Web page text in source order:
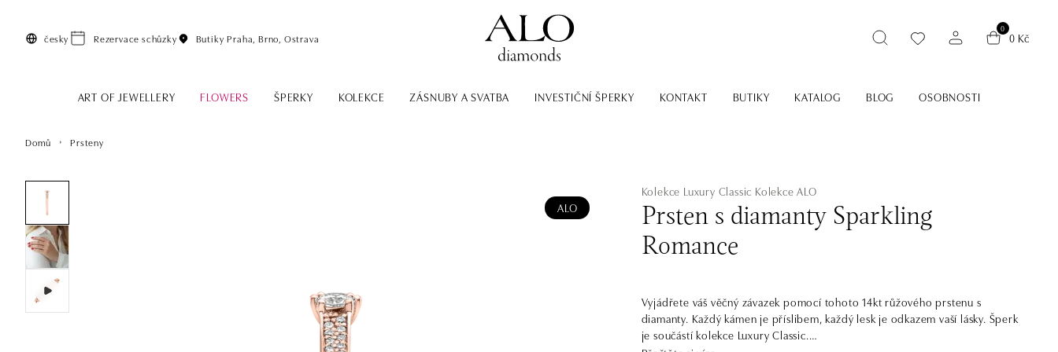
česky Rezervace schůzky Butiky Praha, Brno, Ostrava
0
0 Kč
ART OF JEWELLERY FLOWERS ŠPERKY KOLEKCE ZÁSNUBY A SVATBA INVESTIČNÍ ŠPERKY KONTAKT BUTIKY KATALOG BLOG OSOBNOSTI
Domů Prsteny
ALO
Kolekce Luxury Classic Kolekce ALO
Prsten s diamanty Sparkling
Romance
Vyjádřete váš věčný závazek pomocí tohoto 14kt růžového prstenu s
diamanty. Každý kámen je příslibem, každý lesk je odkazem vaší lásky. Šperk
je součástí kolekce Luxury Classic.